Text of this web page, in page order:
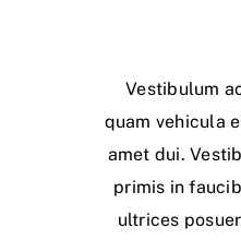
Vestibulum
quam vehicula
amet dui.
primis in
ultrices